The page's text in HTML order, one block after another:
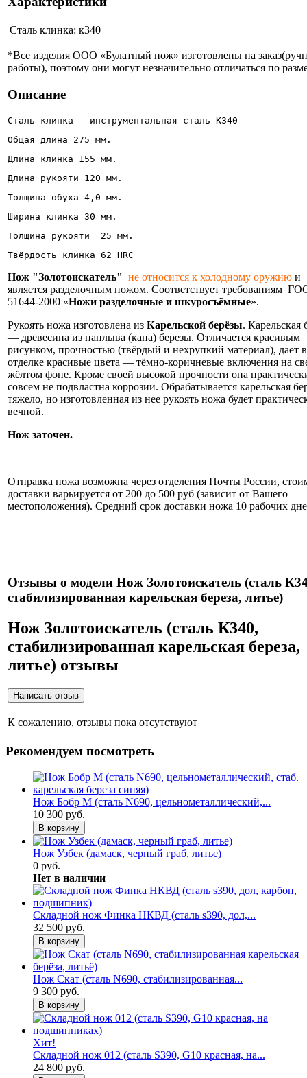
Сталь клинка: к340
*Все изделия ООО «Булатный нож» изготовлены на
работы), поэтому они могут незначительно отличаться по
Описание
Сталь клинка - инструментальная сталь К340
Общая длина 275 мм.
Длина клинка 155 мм.
Длина рукояти 120 мм.
Толщина обуха 4,0 мм.
Ширина клинка 30 мм.
Толщина рукояти  25 мм.
Твёрдость клинка 62 HRC
Нож "Золотоискатель" не относится к холодному оружию и
является разделочным ножом. Соответствует требованиям
51644-2000 «Ножи разделочные и шкуросъёмные».
Рукоять ножа изготовлена из Карельской берёзы. Карельская
— древесина из наплыва (капа) березы. Отличается красивым
рисунком, прочностью (твёрдый и нехрупкий материал), дает в
отделке красивые цвета — тёмно-коричневые включения на
жёлтом фоне. Кроме своей высокой прочности она
совсем не подвластна коррозии. Обрабатывается карельская
тяжело, но изготовленная из нее рукоять ножа будет
вечной.
Нож заточен.
Отправка ножа возможна через отделения Почты России,
доставки варьируется от 200 до 500 руб (зависит от Вашего
местоположения). Средний срок доставки ножа 10 рабочих
Отзывы о модели Нож Золотоискатель (сталь
стабилизированная карельская береза, литье)
Нож Золотоискатель (сталь К340,
стабилизированная карельская береза,
литье) отзывы
К сожалению, отзывы пока отсутствуют
Рекомендуем посмотреть
Нож Бобр М (сталь N690, цельнометаллический,...
10 300 руб.
В корзину
Нож Узбек (дамаск, черный граб, литье)
0 руб.
Нет в наличии
Складной нож Финка НКВД (сталь s390, дол,...
32 500 руб.
В корзину
Нож Скат (сталь N690, стабилизированная...
9 300 руб.
В корзину
Хит!
Складной нож 012 (сталь S390, G10 красная, на...
24 800 руб.